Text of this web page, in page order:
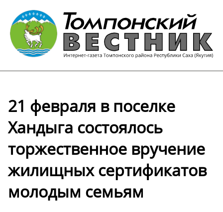
21 февраля в поселке
Хандыга состоялось
торжественное вручение
жилищных сертификатов
молодым семьям